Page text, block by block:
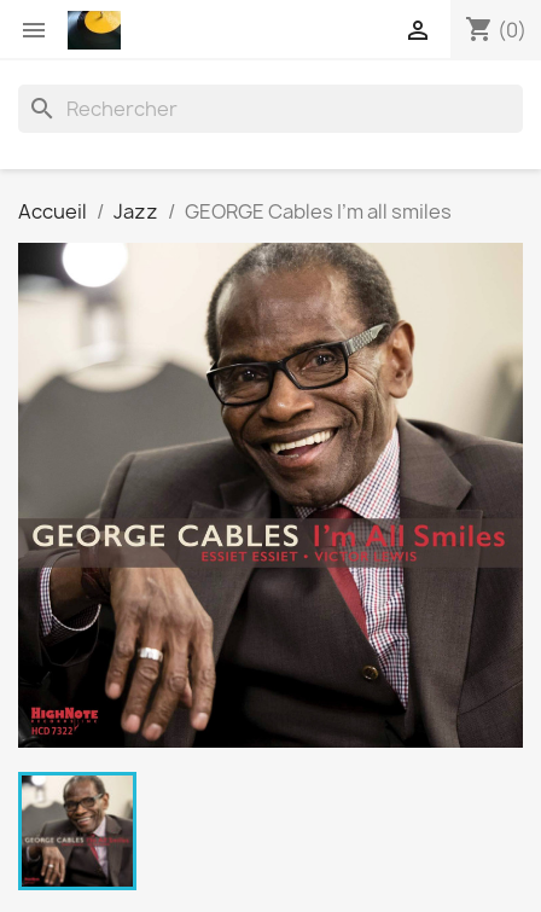
 shopping_cart (0)

search
Accueil Jazz GEORGE Cables I'm all smiles